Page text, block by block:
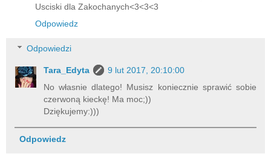
Usciski dla Zakochanych<3<3<3
Odpowiedz
Odpowiedzi
Tara_Edyta
9 lut 2017, 20:10:00
No własnie dlatego! Musisz koniecznie sprawić sobie
czerwoną kieckę! Ma moc;))
Dziękujemy:)))
Odpowiedz